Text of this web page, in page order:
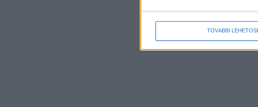
TOVÁBBI